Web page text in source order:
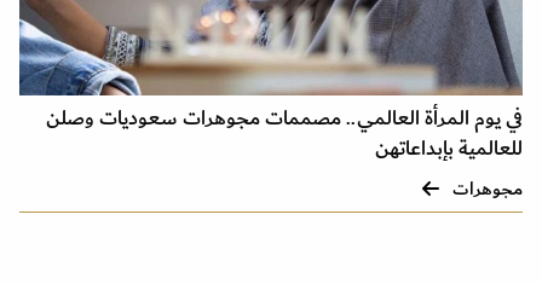
في يوم المرأة العالمي.. مصممات مجوهرات سعوديات وصلن
للعالمية بإبداعاتهن
مجوهرات